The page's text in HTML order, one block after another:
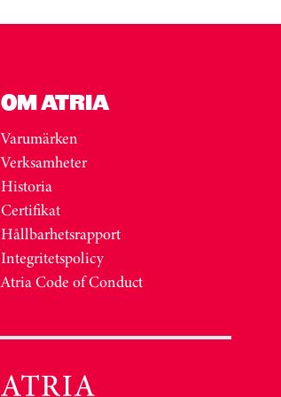
OM ATRIA
Varumärken
Verksamheter
Historia
Certifikat
Hållbarhetsrapport
Integritetspolicy
Atria Code of Conduct